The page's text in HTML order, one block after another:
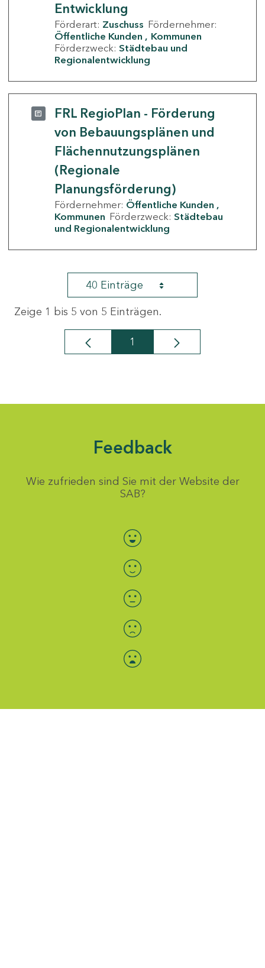
Entwicklung
Förderart: Zuschuss Fördernehmer:
Öffentliche Kunden
Kommunen
Förderzweck: Städtebau und
Regionalentwicklung
FRL RegioPlan - Förderung
von Bebauungsplänen und
Flächennutzungsplänen
(Regionale
Planungsförderung)
Fördernehmer: Öffentliche Kunden
Kommunen Förderzweck: Städtebau
und Regionalentwicklung
40 Einträge
Zeige 1 bis 5 von 5 Einträgen.
Seite
1
Feedback
Wie zufrieden sind Sie mit der Website der
SAB?
Bewertung auswählen